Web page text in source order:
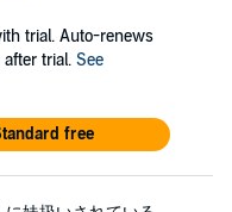
trial. Auto-renews
trial. See
free